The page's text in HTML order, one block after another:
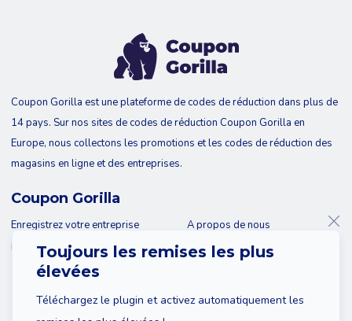
Toujours les remises les plus
élevées
Téléchargez le plugin et activez automatiquement les
Coupon Gorilla est une plateforme de codes de réduction dans plus de
14 pays. Sur nos sites de codes de réduction Coupon Gorilla en
Europe, nous collectons les promotions et les codes de réduction des
magasins en ligne et des entreprises.
Coupon Gorilla
Enregistrez votre entreprise
Blog
A propos de nous
Contact